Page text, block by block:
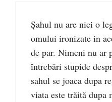
Șahul nu are nici o
omului ironizate in
de par. Nimeni nu ar
întrebări stupide
sahul se joaca dupa
viata este trăită dupa